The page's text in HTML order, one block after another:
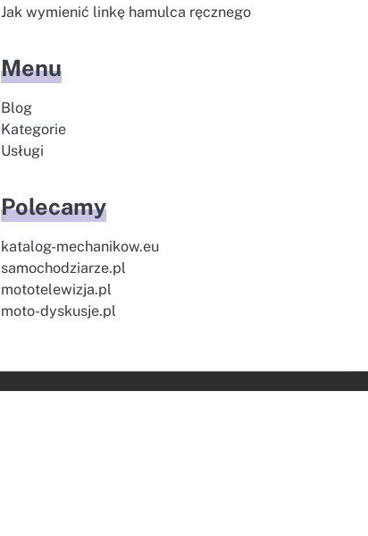
Jak wymienić linkę hamulca ręcznego
Menu
Blog
Kategorie
Usługi
Polecamy
katalog-mechanikow.eu
samochodziarze.pl
mototelewizja.pl
moto-dyskusje.pl